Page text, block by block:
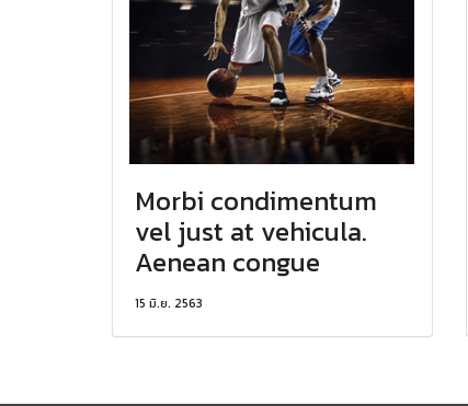
Morbi condimentum
vel just at vehicula.
Aenean congue
15 มิ.ย. 2563